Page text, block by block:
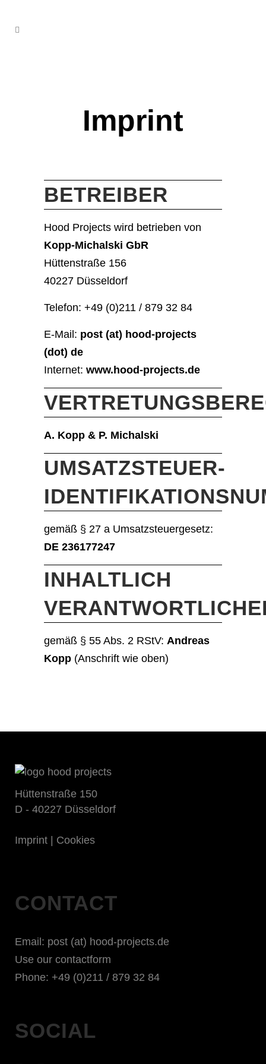
Imprint
BETREIBER
Hood Projects wird betrieben von
Kopp-Michalski GbR
Hüttenstraße 156
40227 Düsseldorf
Telefon: +49 (0)211 / 879 32 84
E-Mail: post (at) hood-projects
(dot) de
Internet: www.hood-projects.de
A. Kopp & P. Michalski
UMSATZSTEUER-
gemäß § 27 a Umsatzsteuergesetz:
DE 236177247
INHALTLICH
gemäß § 55 Abs. 2 RStV: Andreas
Kopp (Anschrift wie oben)
Hüttenstraße 150
D - 40227 Düsseldorf
Imprint Cookies
CONTACT
Email: post (at) hood-projects.de
Use our contactform
Phone: +49 (0)211 / 879 32 84
SOCIAL